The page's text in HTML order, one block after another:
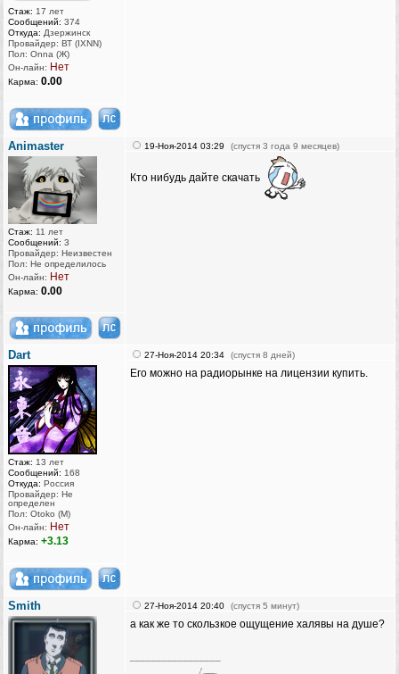
Стаж: 17 лет
Сообщений: 374
Откуда: Дзержинск
Провайдер: ВТ (IXNN)
Пол: Onna (Ж)
Он-лайн: Нет
Карма: 0.00
Animaster
Стаж: 11 лет
Сообщений: 3
Провайдер: Неизвестен
Пол: Не определилось
Он-лайн: Нет
Карма: 0.00
19-Ноя-2014 03:29 (спустя 3 года 9 месяцев)
Кто нибудь дайте скачать
Dart
Стаж: 13 лет
Сообщений: 168
Откуда: Россия
Провайдер: Не
определен
Пол: Otoko (M)
Он-лайн: Нет
Карма: +3.13
27-Ноя-2014 20:34 (спустя 8 дней)
Его можно на радиорынке на лицензии купить.
Smith 27-Ноя-2014 20:40 (спустя 5 минут)
а как же то скользкое ощущение халявы на душе?